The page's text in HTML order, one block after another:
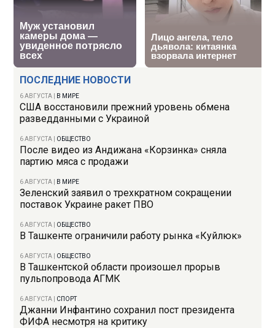
ПОСЛЕДНИЕ НОВОСТИ
6 АВГУСТА В МИРЕ
США восстановили прежний уровень обмена
разведданными с Украиной
6 АВГУСТА ОБЩЕСТВО
После видео из Андижана «Корзинка» сняла
партию мяса с продажи
6 АВГУСТА В МИРЕ
Зеленский заявил о трехкратном сокращении
поставок Украине ракет ПВО
6 АВГУСТА ОБЩЕСТВО
В Ташкенте ограничили работу рынка «Куйлюк»
6 АВГУСТА ОБЩЕСТВО
В Ташкентской области произошел прорыв
пульпопровода АГМК
6 АВГУСТА СПОРТ
Джанни Инфантино сохранил пост президента
ФИФА несмотря на критику